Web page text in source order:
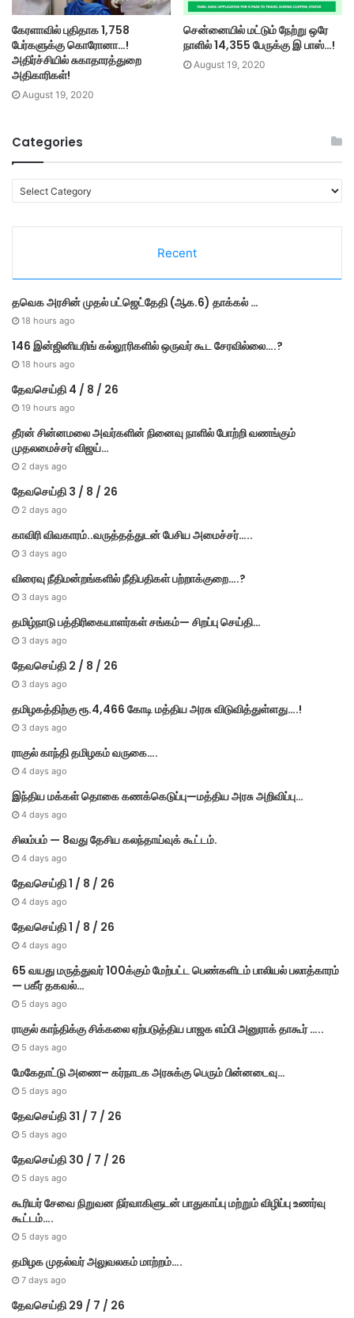
கேரளாவில் புதிதாக 1,758
பேர்களுக்கு கொரோனா…!
அதிர்ச்சியில் சுகாதாரத்துறை
அதிகாரிகள்!
August 19, 2020
சென்னையில் மட்டும் நேற்று ஒரே
நாளில் 14,355 பேருக்கு இ பாஸ்…!
August 19, 2020
Categories
a
i
e
Recent
தவெக அரசின் முதல் பட்​ஜெட்தேதி (ஆக.6) தாக்​கல் …
18 hours ago
146 இன்ஜினியரிங் கல்லூரிகளில் ஒருவர் கூட சேரவில்லை….?
18 hours ago
தேவசெய்தி 4 / 8 / 26
19 hours ago
தீரன் சின்னமலை அவர்களின் நினைவு நாளில் போற்றி வணங்கும்
முதலமைச்சர் விஜய்…
2 days ago
தேவசெய்தி 3 / 8 / 26
2 days ago
காவிரி விவகாரம்..வருத்தத்துடன் பேசிய அமைச்சர்…..
3 days ago
விரைவு நீதிமன்றங்களில் நீதிபதிகள் பற்றாக்குறை….?
3 days ago
தமிழ்நாடு பத்திரிகையாளர்கள் சங்கம்— சிறப்பு செய்தி…
3 days ago
தேவசெய்தி 2 / 8 / 26
3 days ago
தமிழகத்திற்கு ரூ.4,466 கோடி மத்திய அரசு விடுவித்துள்ளது….!
3 days ago
ராகுல் காந்தி தமிழகம் வருகை….
4 days ago
இந்திய மக்கள் தொகை கணக்கெடுப்பு—மத்திய அரசு அறிவிப்பு…
4 days ago
சிலம்பம் — 8வது தேசிய கலந்தாய்வுக் கூட்டம்.
4 days ago
தேவசெய்தி 1 / 8 / 26
4 days ago
தேவசெய்தி 1 / 8 / 26
4 days ago
65 வயது மருத்துவர் 100க்கும் மேற்பட்ட பெண்களிடம் பாலியல் பலாத்காரம்
— பகீர் தகவல்…
5 days ago
ராகுல் காந்திக்கு சிக்கலை ஏற்படுத்திய பாஜக எம்பி அனுராக் தாகூர் …..
5 days ago
மேகே​தாட்டு அணை– கர்​நாடக அரசுக்கு பெரும் பின்​னடைவு…
5 days ago
தேவசெய்தி 31 / 7 / 26
5 days ago
தேவசெய்தி 30 / 7 / 26
5 days ago
கூரியர் சேவை நிறுவன நிர்வாகிளுடன் பாதுகாப்பு மற்றும் விழிப்பு உணர்வு
கூட்டம்….
5 days ago
தமிழக முதல்​வர் அலு​வல​கம் மாற்றம்….
7 days ago
தேவசெய்தி 29 / 7 / 26